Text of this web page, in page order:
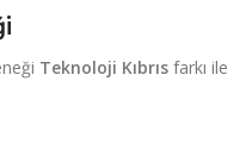
Teknoloji Kıbrıs farkı ile